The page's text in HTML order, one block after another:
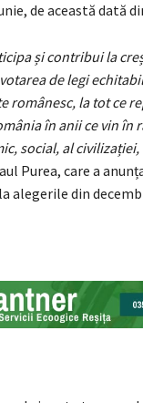
de această dată
și contribui la
de legi
românesc, la tot ce
în anii ce vin în
social, al
Purea, care a
alegerile din